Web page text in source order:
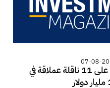
07-08-
"أدنوك" تستحوذ على 11 ناقلة عملاقة في